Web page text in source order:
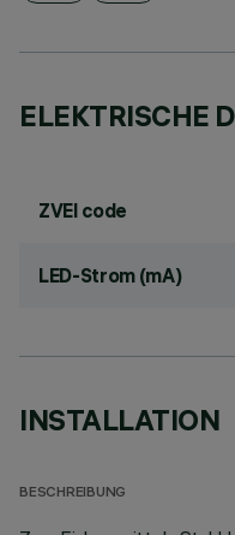
ELEKTRISCHE
ZVEI code
LED-Strom (mA)
INSTALLATION
BESCHREIBUNG